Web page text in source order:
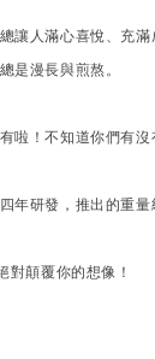
讓人滿心喜悅、充滿
是漫長與煎熬。
啦！不知道你們有沒
年研發，推出的重
顛覆你的想像！